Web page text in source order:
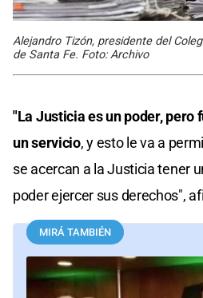
Alejandro Tizón, presidente del
de Santa Fe. Foto: Archivo
"La Justicia es un poder, pero
un servicio, y esto le va a
se acercan a la Justicia tener
poder ejercer sus derechos",
MIRÁ TAMBIÉN